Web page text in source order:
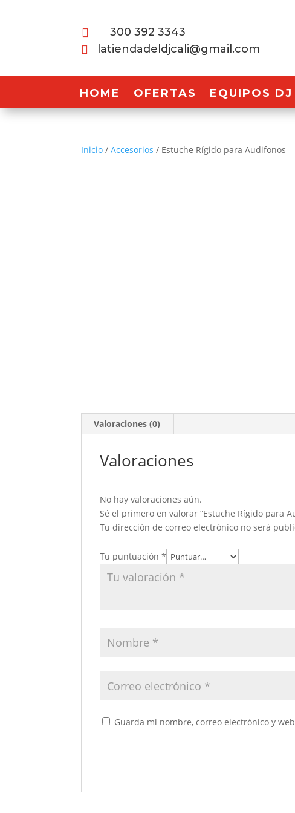

300 392 3343

latiendadeldjcali@gmail.com
HOME OFERTAS EQUIPOS DJ
Inicio /Accesorios / Estuche Rígido para Audifonos
Valoraciones (0)
Valoraciones
No hay valoraciones aún.
Sé el primero en valorar “Estuche Rígido para
Tu dirección de correo electrónico no será
Tu puntuación*
Guarda mi nombre, correo electrónico y